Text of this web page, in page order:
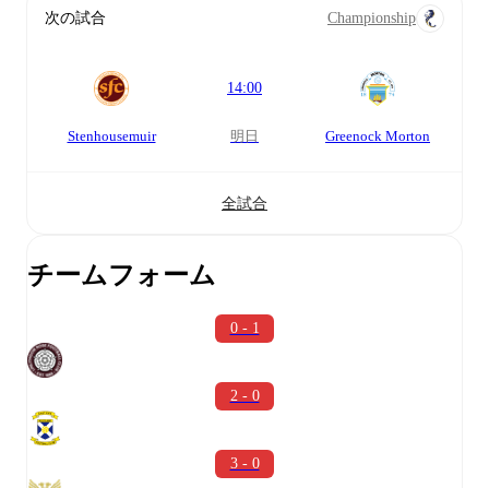
次の試合 Championship
Stenhousemuir
14:00
明日 Greenock Morton
全試合
チームフォーム
0 - 1
2 - 0
3 - 0